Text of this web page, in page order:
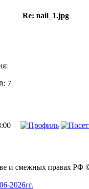
Re: nail_1.jpg
7
и смежных правах РФ ©